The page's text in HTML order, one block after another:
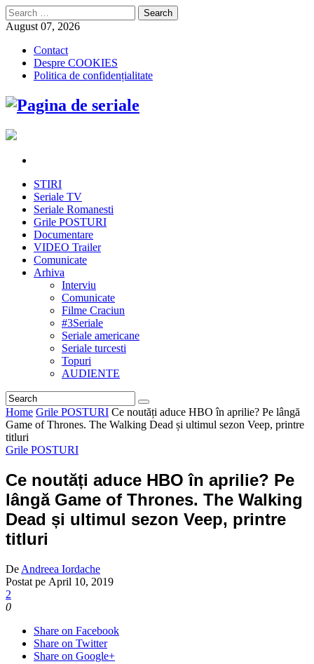
Search
for:
August 07, 2026
Contact
Despre COOKIES
Politica de confidențialitate
STIRI
Seriale TV
Seriale Romanesti
Grile POSTURI
Documentare
VIDEO Trailer
Comunicate
Arhiva
Interviu
Comunicate
Filme Craciun
#3Seriale
Seriale americane
Seriale turcesti
Topuri
AUDIENTE
Home Grile POSTURI Ce noutăți aduce HBO în aprilie? Pe lângă
Game of Thrones. The Walking Dead și ultimul sezon Veep, printre
titluri
Grile POSTURI
Ce noutăți aduce HBO în aprilie? Pe
lângă Game of Thrones. The Walking
Dead și ultimul sezon Veep, printre
titluri
De Andreea Iordache
Postat pe April 10, 2019
2
0
Share on Facebook
Share on Twitter
Share on Google+